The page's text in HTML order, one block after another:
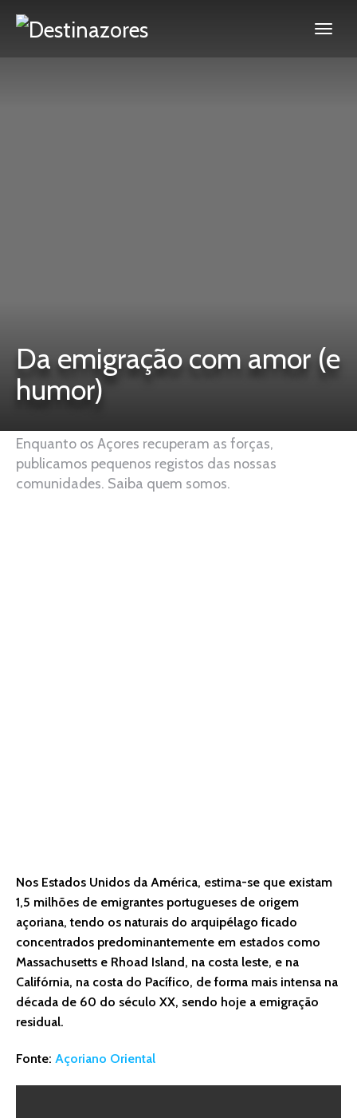
Da emigração com amor (e
humor)
Enquanto os Açores recuperam as forças,
publicamos pequenos registos das nossas
comunidades. Saiba quem somos.
Nos Estados Unidos da América, estima-se que existam
1,5 milhões de emigrantes portugueses de origem
açoriana, tendo os naturais do arquipélago ficado
concentrados predominantemente em estados como
Massachusetts e Rhoad Island, na costa leste, e na
Califórnia, na costa do Pacífico, de forma mais intensa na
década de 60 do século XX, sendo hoje a emigração
residual.
Fonte: Açoriano Oriental